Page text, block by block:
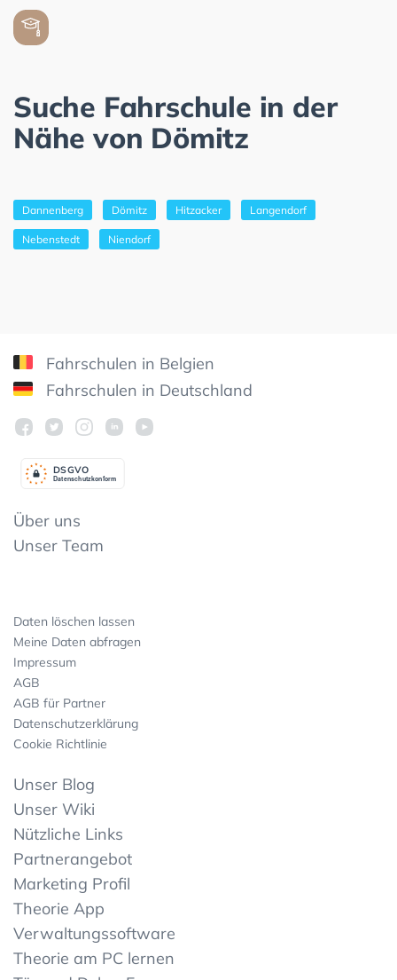
Suche Fahrschule in der
Nähe von Dömitz
Dannenberg Dömitz Hitzacker Langendorf
Nebenstedt Niendorf
Fahrschulen in Belgien
Fahrschulen in Deutschland
Datenschutzkonform
DSGVO
Über uns
Unser Team
Daten löschen lassen
Meine Daten abfragen
Impressum
AGB
AGB für Partner
Datenschutzerklärung
Cookie Richtlinie
Unser Blog
Unser Wiki
Nützliche Links
Partnerangebot
Marketing Profil
Theorie App
Verwaltungssoftware
Theorie am PC lernen